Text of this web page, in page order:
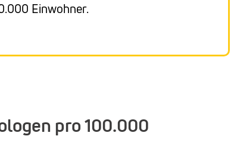
Einwohner.
pro 100.000